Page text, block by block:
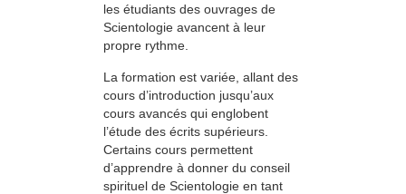
les étudiants des ouvrages de
Scientologie avancent à leur
propre rythme.
La formation est variée, allant des
cours d’introduction jusqu’aux
cours avancés qui englobent
l’étude des écrits supérieurs.
Certains cours permettent
d’apprendre à donner du conseil
spirituel de Scientologie en tant